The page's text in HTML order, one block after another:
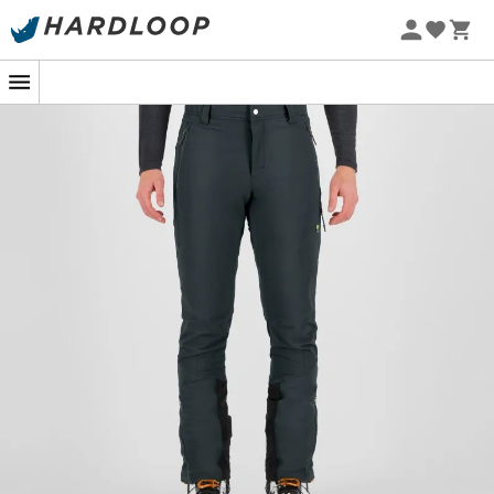
Promoções de verão 🔥 -5% EXTRA a partir de 2 produtos*
Calça San Martinoé uma
calça de caminhada